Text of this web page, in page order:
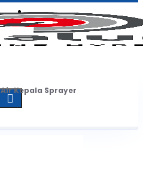
Jadi Penjual
Kepala Sprayer